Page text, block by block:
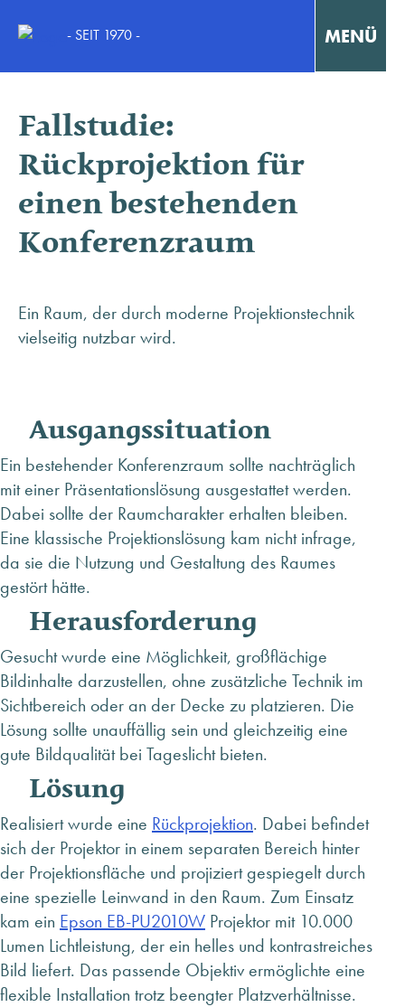
- SEIT 1970 - MENÜ
Konzentriert Arbeiten
Kollaborativ Lernen & Arbeiten
Fortbildungen & Workshops
Fallstudien / Case-Studies
ÜBER MINHOFF
KARRIERE
BLOG
INFOMATERIAL & DOWNLOADS
NEWSLETTER ANMELDUNG
Fallstudie:
Rückprojektion für
einen bestehenden
Konferenzraum
Ein Raum, der durch moderne Projektionstechnik
vielseitig nutzbar wird.
Ausgangssituation
Ein bestehender Konferenzraum sollte nachträglich
mit einer Präsentationslösung ausgestattet werden.
Dabei sollte der Raumcharakter erhalten bleiben.
Eine klassische Projektionslösung kam nicht infrage,
da sie die Nutzung und Gestaltung des Raumes
gestört hätte.
Herausforderung
Gesucht wurde eine Möglichkeit, großflächige
Bildinhalte darzustellen, ohne zusätzliche Technik im
Sichtbereich oder an der Decke zu platzieren. Die
Lösung sollte unauffällig sein und gleichzeitig eine
gute Bildqualität bei Tageslicht bieten.
Lösung
Realisiert wurde eine Rückprojektion. Dabei befindet
sich der Projektor in einem separaten Bereich hinter
der Projektionsfläche und projiziert gespiegelt durch
eine spezielle Leinwand in den Raum. Zum Einsatz
kam ein Epson EB-PU2010W Projektor mit 10.000
Lumen Lichtleistung, der ein helles und kontrastreiches
Bild liefert. Das passende Objektiv ermöglichte eine
flexible Installation trotz beengter Platzverhältnisse.